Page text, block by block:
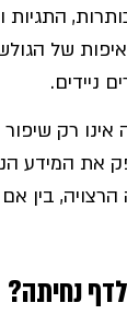
של
ניידים.
רק
המידע
הרצויה, בין
נחיתה?